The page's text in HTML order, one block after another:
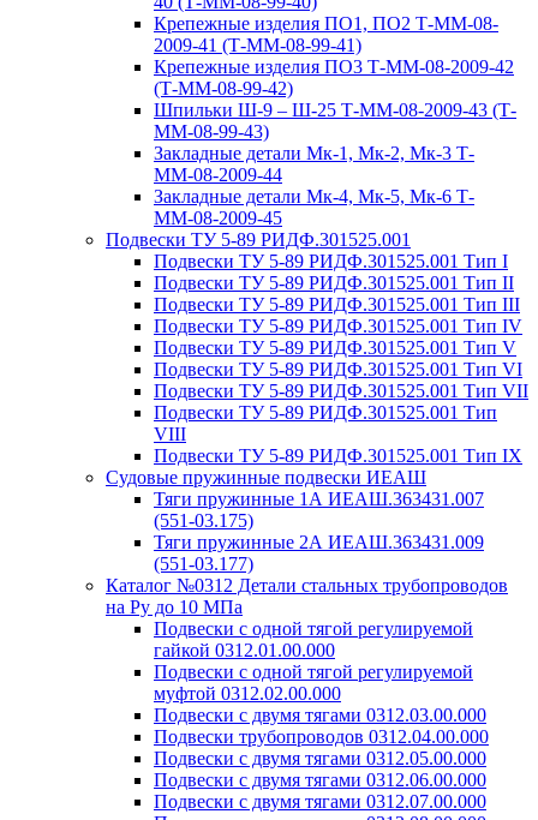
Крепежные изделия ПО1, ПО2 Т-ММ-08-
2009-41 (Т-ММ-08-99-41)
Крепежные изделия ПО3 Т-ММ-08-2009-42
(Т-ММ-08-99-42)
Шпильки Ш-9 – Ш-25 Т-ММ-08-2009-43 (Т-
ММ-08-99-43)
Закладные детали Мк-1, Мк-2, Мк-3 Т-
ММ-08-2009-44
Закладные детали Мк-4, Мк-5, Мк-6 Т-
ММ-08-2009-45
Подвески ТУ 5-89 РИДФ.301525.001
Подвески ТУ 5-89 РИДФ.301525.001 Тип I
Подвески ТУ 5-89 РИДФ.301525.001 Тип II
Подвески ТУ 5-89 РИДФ.301525.001 Тип III
Подвески ТУ 5-89 РИДФ.301525.001 Тип IV
Подвески ТУ 5-89 РИДФ.301525.001 Тип V
Подвески ТУ 5-89 РИДФ.301525.001 Тип VI
Подвески ТУ 5-89 РИДФ.301525.001 Тип VII
Подвески ТУ 5-89 РИДФ.301525.001 Тип
VIII
Подвески ТУ 5-89 РИДФ.301525.001 Тип IX
Судовые пружинные подвески ИЕАШ
Тяги пружинные 1А ИЕАШ.363431.007
(551-03.175)
Тяги пружинные 2А ИЕАШ.363431.009
(551-03.177)
Каталог №0312 Детали стальных трубопроводов
на Ру до 10 МПа
Подвески с одной тягой регулируемой
гайкой 0312.01.00.000
Подвески с одной тягой регулируемой
муфтой 0312.02.00.000
Подвески с двумя тягами 0312.03.00.000
Подвески трубопроводов 0312.04.00.000
Подвески с двумя тягами 0312.05.00.000
Подвески с двумя тягами 0312.06.00.000
Подвески с двумя тягами 0312.07.00.000